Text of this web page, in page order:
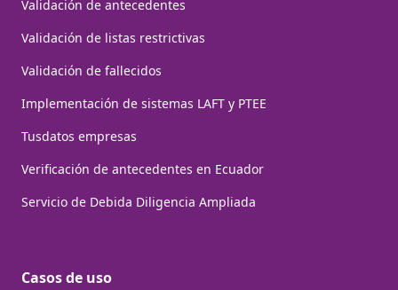
Validación de antecedentes
Validación de listas restrictivas
Validación de fallecidos
Implementación de sistemas LAFT y PTEE
Tusdatos empresas
Verificación de antecedentes en Ecuador
Servicio de Debida Diligencia Ampliada
Casos de uso